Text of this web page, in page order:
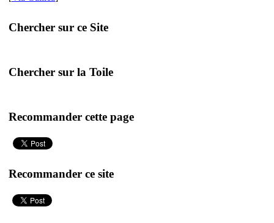
Chercher sur ce Site
Chercher sur la Toile
Recommander cette page
Recommander ce site